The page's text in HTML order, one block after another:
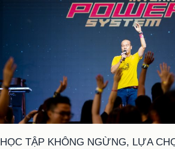
HỌC TẬP KHÔNG NGỪNG, LỰA